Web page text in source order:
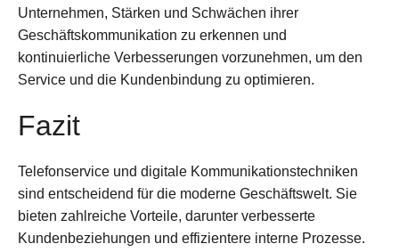
Unternehmen, Stärken und Schwächen ihrer
Geschäftskommunikation zu erkennen und
kontinuierliche Verbesserungen vorzunehmen, um den
Service und die Kundenbindung zu optimieren.
Fazit
Telefonservice und digitale Kommunikationstechniken
sind entscheidend für die moderne Geschäftswelt. Sie
bieten zahlreiche Vorteile, darunter verbesserte
Kundenbeziehungen und effizientere interne Prozesse.